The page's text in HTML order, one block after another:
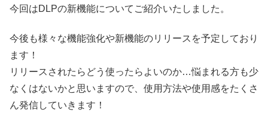
今回はDLPの新機能についてご紹介いたしました。
今後も様々な機能強化や新機能のリリースを予定しており
ます！
リリースされたらどう使ったらよいのか…悩まれる方も少
なくはないかと思いますので、使用方法や使用感をたくさ
ん発信していきます！